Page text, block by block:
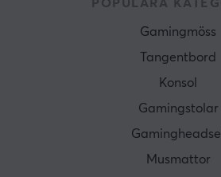
POPULÄRA
Gamingmöss
Tangentbord
Konsol
Gamingstolar
Musmattor